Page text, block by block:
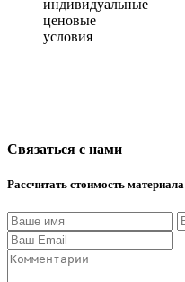
индивидуальные
ценовые
условия
Связаться с нами
Рассчитать стоимость материала